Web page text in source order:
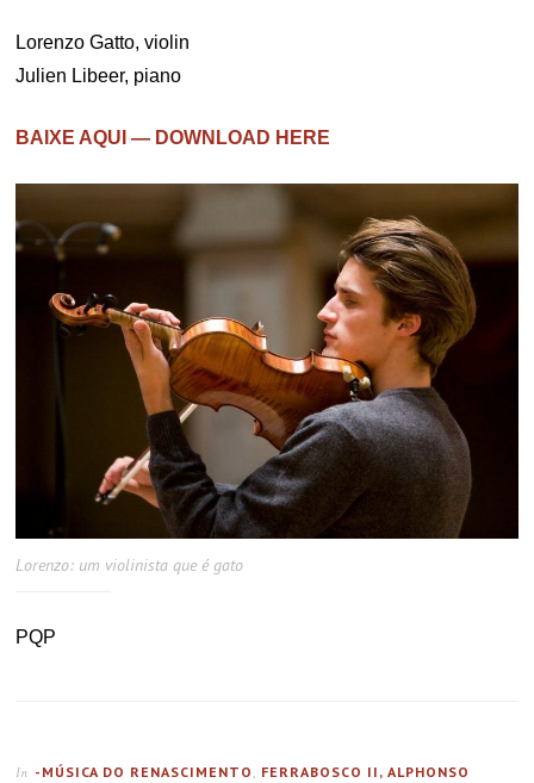
Lorenzo Gatto, violin
Julien Libeer, piano
BAIXE AQUI — DOWNLOAD HERE
Lorenzo: um violinista que é gato
PQP
In -MÚSICA DO RENASCIMENTO
FERRABOSCO II, ALPHONSO